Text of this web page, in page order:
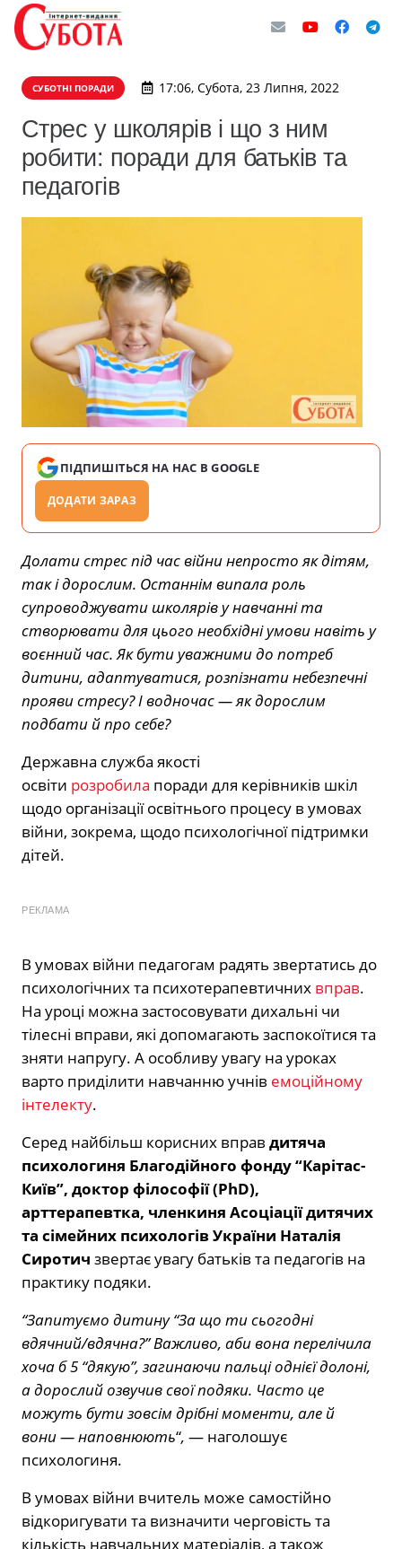
СУБОТНІ ПОРАДИ 17:06, Субота, 23 Липня, 2022
Стрес у школярів і що з ним
робити: поради для батьків та
педагогів
ПІДПИШІТЬСЯ НА НАС В GOOGLE
ДОДАТИ ЗАРАЗ
Долати стрес під час війни непросто як дітям,
так і дорослим. Останнім випала роль
супроводжувати школярів у навчанні та
створювати для цього необхідні умови навіть у
воєнний час. Як бути уважними до потреб
дитини, адаптуватися, розпізнати небезпечні
прояви стресу? І водночас—як дорослим
подбати й про себе?
Державна служба якості
освіти розробила поради для керівників шкіл
щодо організації освітнього процесу в умовах
війни, зокрема, щодо психологічної підтримки
дітей.
РЕКЛАМА
В умовах війни педагогам радять звертатись до
психологічних та психотерапевтичних вправ.
На уроці можна застосовувати дихальні чи
тілесні вправи, які допомагають заспокоїтися та
зняти напругу. А особливу увагу на уроках
варто приділити навчанню учнів емоційному
інтелекту.
Серед найбільш корисних вправ дитяча
психологиня Благодійного фонду “Карітас-
Київ”, доктор філософії (PhD),
арттерапевтка, членкиня Асоціації дитячих
та сімейних психологів України Наталія
Сиротич звертає увагу батьків та педагогів на
практику подяки.
“Запитуємо дитину “За що ти сьогодні
вдячний/вдячна?” Важливо, аби вона перелічила
хоча б 5 “дякую”, загинаючи пальці однієї долоні,
а дорослий озвучив свої подяки. Часто це
можуть бути зовсім дрібні моменти, але й
вони—наповнюють“, — наголошує
психологиня.
В умовах війни вчитель може самостійно
відкоригувати та визначити черговість та
кількість навчальних матеріалів, а також